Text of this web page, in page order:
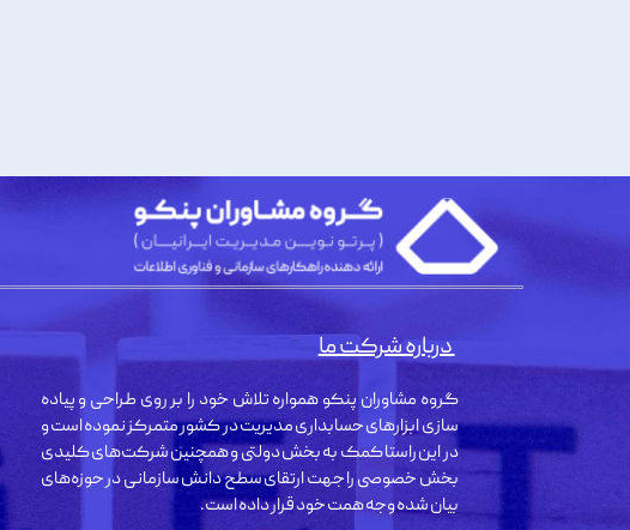
گروه مشاوران پنکو همواره تلاش خود را بر روی طراحی و پیاده
سازی ابزارهای حسابداری مدیریت در کشور متمرکز نموده است و
در این راستا کمک به بخش دولتی و همچنین شرکت‌های کلیدی
بخش خصوصی را جهت ارتقای سطح دانش سازمانی در حوزه‌های
بیان شده وجه همت خود قرار داده است.
درباره شرکت ما